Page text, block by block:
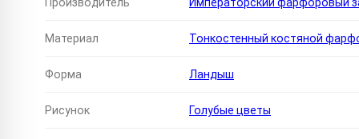
Производитель Императорский фарфоровый
Материал Тонкостенный костяной
Форма Ландыш
Рисунок Голубые цветы